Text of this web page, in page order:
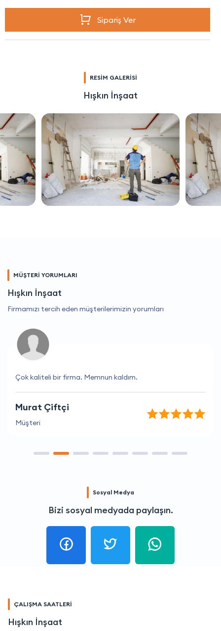
Sipariş Ver
RESİM GALERİSİ
Hışkın İnşaat
MÜŞTERİ YORUMLARI
Hışkın İnşaat
Firmamızı tercih eden müşterilerimizin yorumları
Çok kaliteli bir firma. Memnun kaldım.
Murat Çiftçi
Müşteri
Sosyal Medya
Bizi sosyal medyada paylaşın.
ÇALIŞMA SAATLERİ
Hışkın İnşaat